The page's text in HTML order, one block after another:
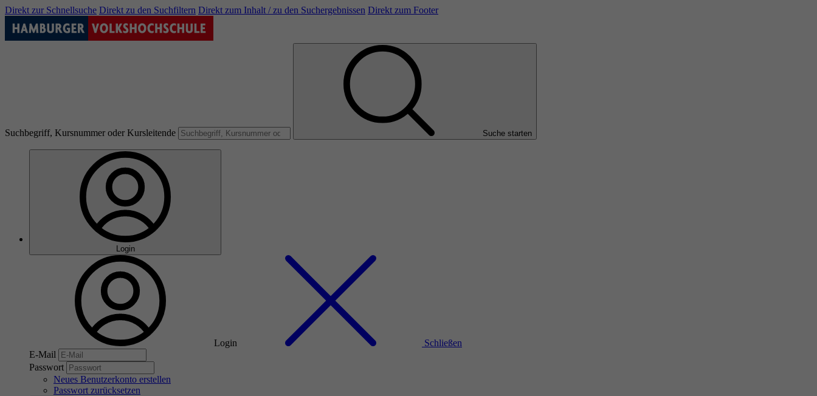
Direkt zur Schnellsuche Direkt zu den Suchfiltern Direkt zum Inhalt / zu den Suchergebnissen Direkt zum Footer
Suchbegriff, Kursnummer oder Kursleitende Suche starten
Login
Login
Schließen
E-Mail
Passwort
Neues Benutzerkonto erstellen
Passwort zurücksetzen